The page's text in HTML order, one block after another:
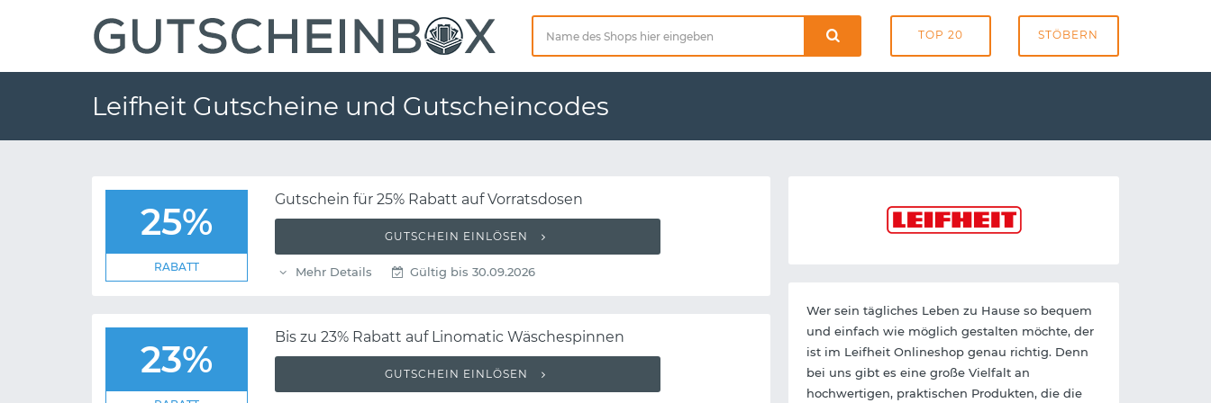
TOP 20 STÖBERN
Leifheit Gutscheine und Gutscheincodes
25%
RABATT
Gutschein für 25% Rabatt auf Vorratsdosen
GUTSCHEIN EINLÖSEN
Mehr Details Gültig bis 30.09.2026
23%
Bis zu 23% Rabatt auf Linomatic Wäschespinnen
GUTSCHEIN EINLÖSEN
Wer sein tägliches Leben zu Hause so bequem
und einfach wie möglich gestalten möchte, der
ist im Leifheit Onlineshop genau richtig. Denn
bei uns gibt es eine große Vielfalt an
hochwertigen, praktischen Produkten, die die